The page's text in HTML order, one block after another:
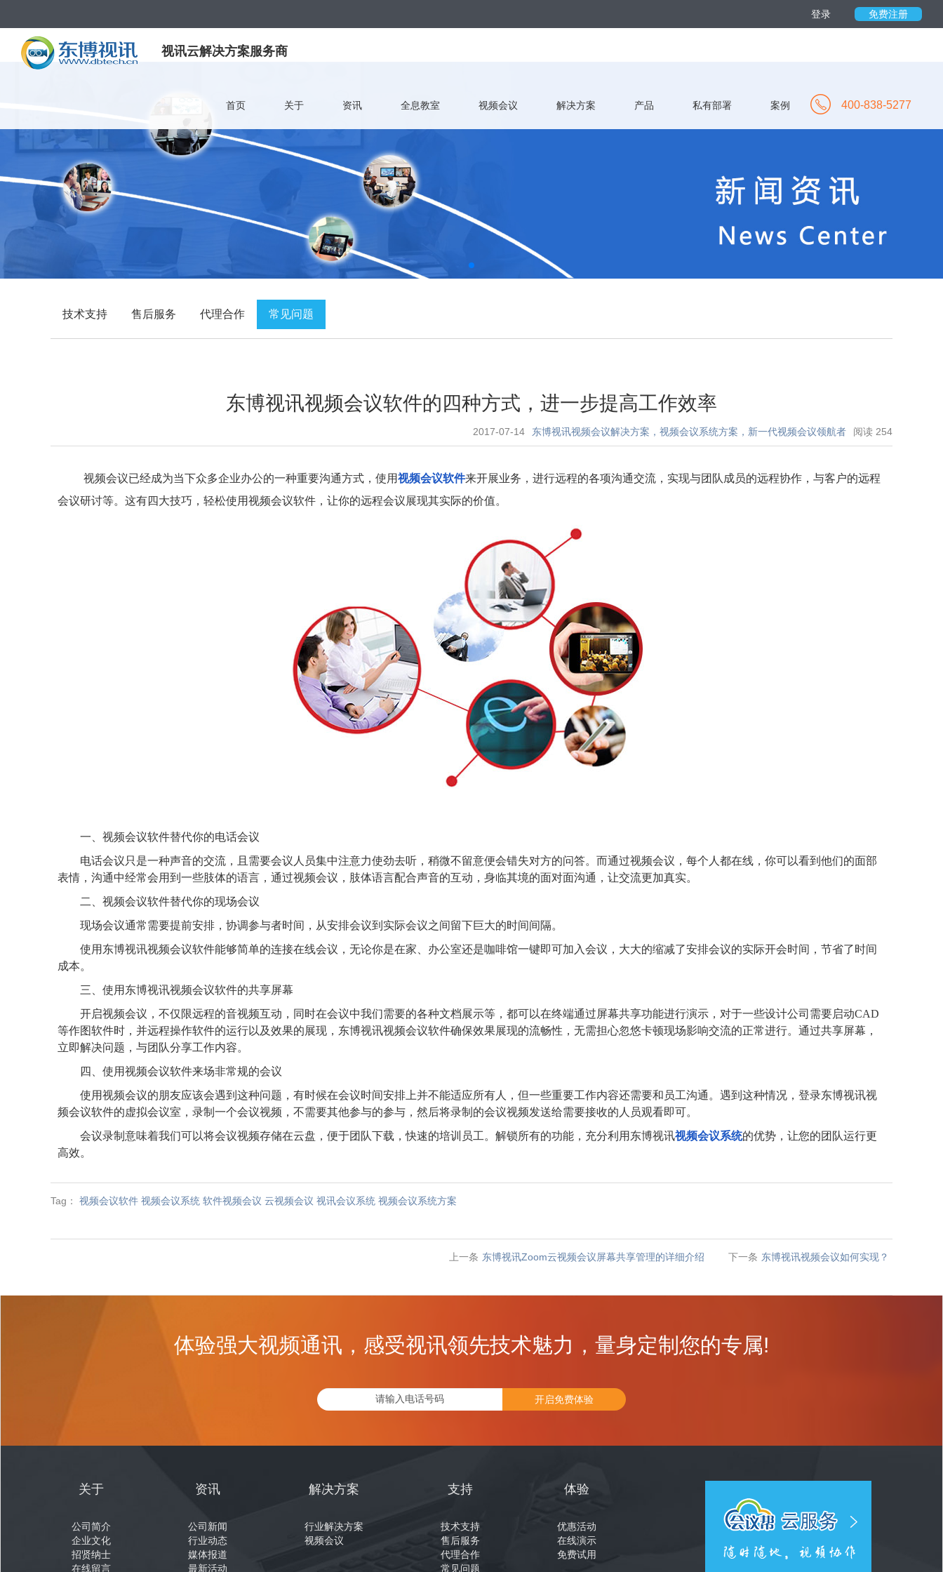
登录 免费注册
视讯云解决方案服务商
首页 关于 资讯 全息教室 视频会议 解决方案 产品 私有部署 案例 400-838-5277
技术支持 售后服务 代理合作 常见问题
东博视讯视频会议软件的四种方式，进一步提高工作效率
2017-07-14 东博视讯视频会议解决方案，视频会议系统方案，新一代视频会议领航者 阅读 254
视频会议已经成为当下众多企业办公的一种重要沟通方式，使用视频会议软件来开展业务，进行远程的各项沟通交流，实现与团队成员的远程协作，与客户的远程
会议研讨等。这有四大技巧，轻松使用视频会议软件，让你的远程会议展现其实际的价值。
一、视频会议软件替代你的电话会议
电话会议只是一种声音的交流，且需要会议人员集中注意力使劲去听，稍微不留意便会错失对方的问答。而通过视频会议，每个人都在线，你可以看到他们的面部
表情，沟通中经常会用到一些肢体的语言，通过视频会议，肢体语言配合声音的互动，身临其境的面对面沟通，让交流更加真实。
二、 视频会议软件替代你的现场会议
现场会议通常需要提前安排，协调参与者时间，从安排会议到实际会议之间留下巨大的时间间隔。
使用东博视讯视频会议软件能够简单的连接在线会议，无论你是在家、办公室还是咖啡馆一键即可加入会议，大大的缩减了安排会议的实际开会时间，节省了时间
成本。
三、 使用东博视讯视频会议软件的共享屏幕
开启视频会议，不仅限远程的音视频互动，同时在会议中我们需要的各种文档展示等，都可以在终端通过屏幕共享功能进行演示，对于一些设计公司需要启动CAD
等作图软件时，并远程操作软件的运行以及效果的展现，东博视讯视频会议软件确保效果展现的流畅性，无需担心忽悠卡顿现场影响交流的正常进行。通过共享屏幕，
立即解决问题，与团队分享工作内容。
四、 使用视频会议软件来场非常规的会议
使用视频会议的朋友应该会遇到这种问题，有时候在会议时间安排上并不能适应所有人，但一些重要工作内容还需要和员工沟通。遇到这种情况，登录东博视讯视
频会议软件的虚拟会议室，录制一个会议视频，不需要其他参与的参与，然后将录制的会议视频发送给需要接收的人员观看即可。
会议录制意味着我们可以将会议视频存储在云盘，便于团队下载，快速的培训员工。解锁所有的功能，充分利用东博视讯视频会议系统的优势，让您的团队运行更
高效。
Tag： 视频会议软件 视频会议系统 软件视频会议 云视频会议 视讯会议系统 视频会议系统方案
上一条 东博视讯Zoom云视频会议屏幕共享管理的详细介绍 下一条 东博视讯视频会议如何实现？
体验强大视频通讯，感受视讯领先技术魅力，量身定制您的专属!
开启免费体验
关于
公司简介
企业文化
招贤纳士
在线留言
资讯
公司新闻
行业动态
媒体报道
最新活动
解决方案
行业解决方案
视频会议
支持
技术支持
售后服务
代理合作
常见问题
体验
优惠活动
在线演示
免费试用